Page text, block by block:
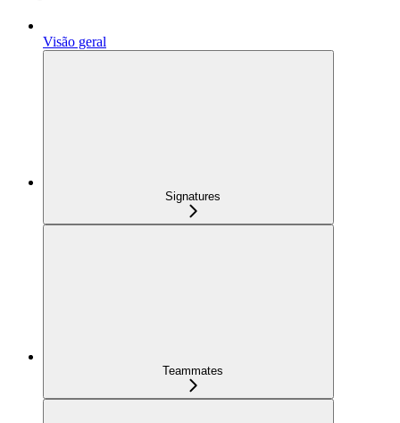
Visão geral
Signatures
Teammates